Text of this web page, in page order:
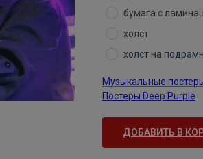
бумага с
холст
холст на
Музыкальные
Постеры Deep Purple
ДОБАВИТЬ В